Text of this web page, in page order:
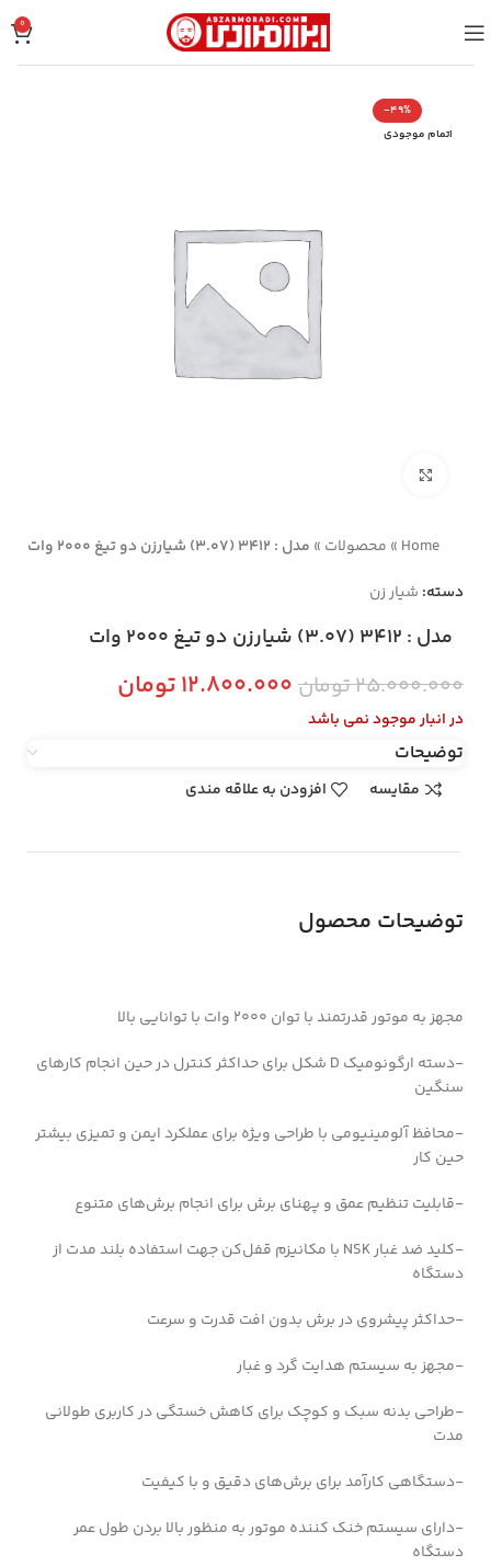
0
-49%
اتمام موجودی
Home
» محصولات » مدل : 3412 (3.07) شیارزن دو تیغ 2000 وات
دسته: شیار زن
مدل : 3412 (3.07) شیارزن دو تیغ 2000 وات
۲۵.۰۰۰.۰۰۰تومان۱۲.۸۰۰.۰۰۰تومان
در انبار موجود نمی باشد
توضیحات
مقایسه افزودن به علاقه مندی
توضیحات محصول
مجهز به موتور قدرتمند با توان 2000 وات با توانایی بالا
-دسته ارگونومیک D شکل برای حداکثر کنترل در حین انجام کارهای
سنگین
-محافظ آلومینیومی با طراحی ویژه برای عملکرد ایمن و تمیزی بیشتر
حین کار
-قابلیت تنظیم عمق و پهنای برش برای انجام برش‌های متنوع
-کلید ضد غبار NSK با مکانیزم قفل‌کن جهت استفاده بلند مدت از
دستگاه
-حداکثر پیشروی در برش بدون افت قدرت و سرعت
-مجهز به سیستم هدایت گرد و غبار
-طراحی بدنه سبک و کوچک برای کاهش خستگی در کاربری طولانی
مدت
-دستگاهی کارآمد برای برش‌های دقیق و با کیفیت
-دارای سیستم خنک کننده موتور به منظور بالا بردن طول عمر
دستگاه